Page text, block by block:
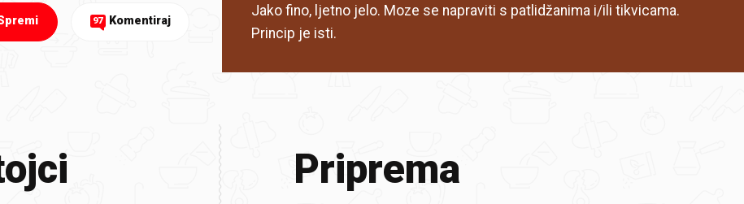
Jako fino, ljetno jelo. Moze se napraviti s patlidžanima i/ili tikvicama.
Princip je isti.
97 Komentiraj
Priprema